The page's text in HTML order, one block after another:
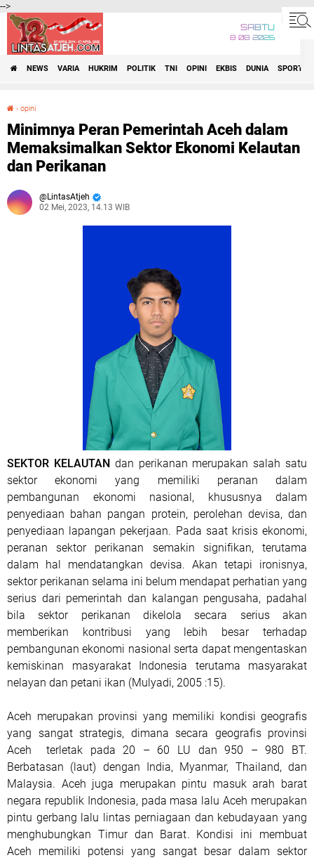
-->
SABTU
8•08•2026
NEWS VARIA HUKRIM POLITIK TNI OPINI EKBIS DUNIA SPORT
› opini
Minimnya Peran Pemerintah Aceh dalam
Memaksimalkan Sektor Ekonomi Kelautan
dan Perikanan
LintasAtjeh
02 Mei, 2023, 14.13 WIB
SEKTOR KELAUTANdan perikanan merupakan salah satu
sektor ekonomi yang memiliki peranan dalam
pembangunan ekonomi nasional, khususnya dalam
penyediaan bahan pangan protein, perolehan devisa, dan
penyediaan lapangan pekerjaan. Pada saat krisis ekonomi,
peranan sektor perikanan semakin signifikan, terutama
dalam hal mendatangkan devisa. Akan tetapi ironisnya,
sektor perikanan selama ini belum mendapat perhatian yang
serius dari pemerintah dan kalangan pengusaha, padahal
bila sektor perikanan dikelola secara serius akan
memberikan kontribusi yang lebih besar terhadap
pembangunan ekonomi nasional serta dapat mengentaskan
kemiskinan masyarakat Indonesia terutama masyarakat
nelayan dan petani ikan (Mulyadi, 2005 :15).
Aceh merupakan provinsi yang memiliki kondisi geografis
yang sangat strategis, dimana secara geografis provinsi
Aceh terletak pada 20 – 60 LU dan 950 – 980 BT.
Berbatasan (laut) dengan India, Myanmar, Thailand, dan
Malaysia. Aceh juga merupakan pintu masuk arah barat
negara republik Indonesia, pada masa lalu Aceh merupakan
pintu gerbang lalu lintas perniagaan dan kebudayaan yang
menghubungkan Timur dan Barat. Kondisi ini membuat
Aceh memiliki potensi yang sangat besar dalam sektor